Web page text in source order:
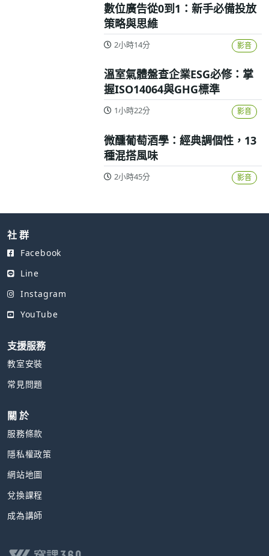
數位廣告從0到1：新手必備投放
策略與思維
2小時14分 影音
溫室氣體盤查企業ESG必修：掌
握ISO14064與GHG標準
1小時22分 影音
微醺葡萄酒學：經典調個性，13
種混搭風味
2小時45分 影音
社 群
Facebook
Line
Instagram
YouTube
支援服務
教室安裝
常見問題
關 於
服務條款
隱私權政策
網站地圖
兌換課程
成為講師